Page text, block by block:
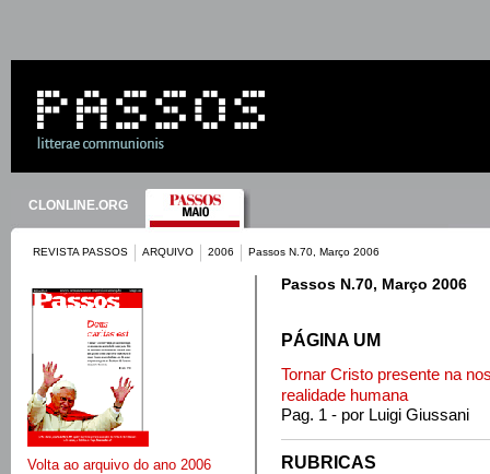
CLONLINE.ORG
REVISTA PASSOS ARQUIVO 2006 Passos N.70, Março 2006
Volta ao arquivo do ano 2006
Passos N.70, Março 2006
PÁGINA UM
Tornar Cristo presente na
realidade humana
Pag. 1 - por Luigi Giussani
RUBRICAS